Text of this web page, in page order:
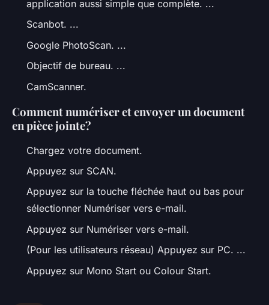
application aussi simple que complète. ...
Scanbot. ...
Google PhotoScan. ...
Objectif de bureau. ...
CamScanner.
Comment numériser et envoyer un document
en pièce jointe?
Chargez votre document.
Appuyez sur SCAN.
Appuyez sur la touche fléchée haut ou bas pour
sélectionner Numériser vers e-mail.
Appuyez sur Numériser vers e-mail.
(Pour les utilisateurs réseau) Appuyez sur PC. ...
Appuyez sur Mono Start ou Colour Start.